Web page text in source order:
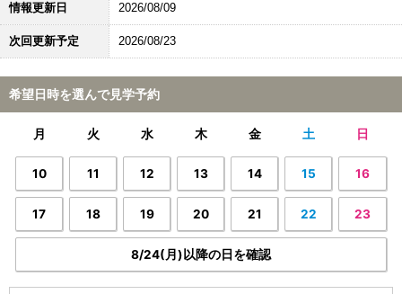
情報更新日 2026/08/09
次回更新予定 2026/08/23
希望日時を選んで見学予約
月 火 水 木 金 土 日
10 11 12 13 14 15 16
17 18 19 20 21 22 23
8/24(月)以降の日を確認